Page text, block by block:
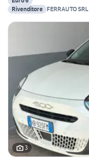
Rivenditore FERRAUTO SRL
3